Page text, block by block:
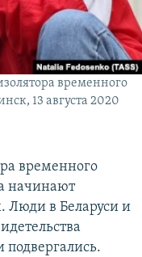
временного
13 августа 2020
временного
начинают
Люди в Беларуси и